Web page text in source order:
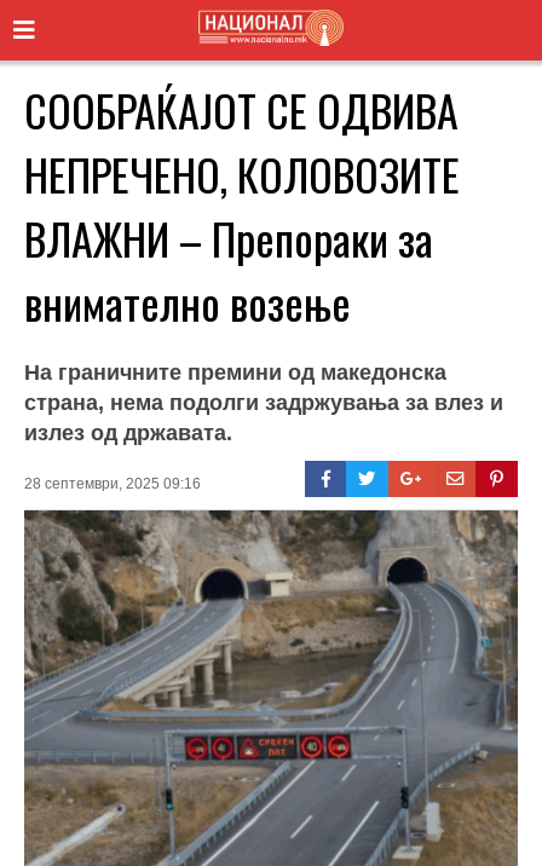
СООБРАЌАЈОТ СЕ ОДВИВА
НЕПРЕЧЕНО, КОЛОВОЗИТЕ
ВЛАЖНИ – Препораки за
внимателно возење
На граничните премини од македонска
страна, нема подолги задржувања за влез и
излез од државата.
28 септември, 2025 09:16